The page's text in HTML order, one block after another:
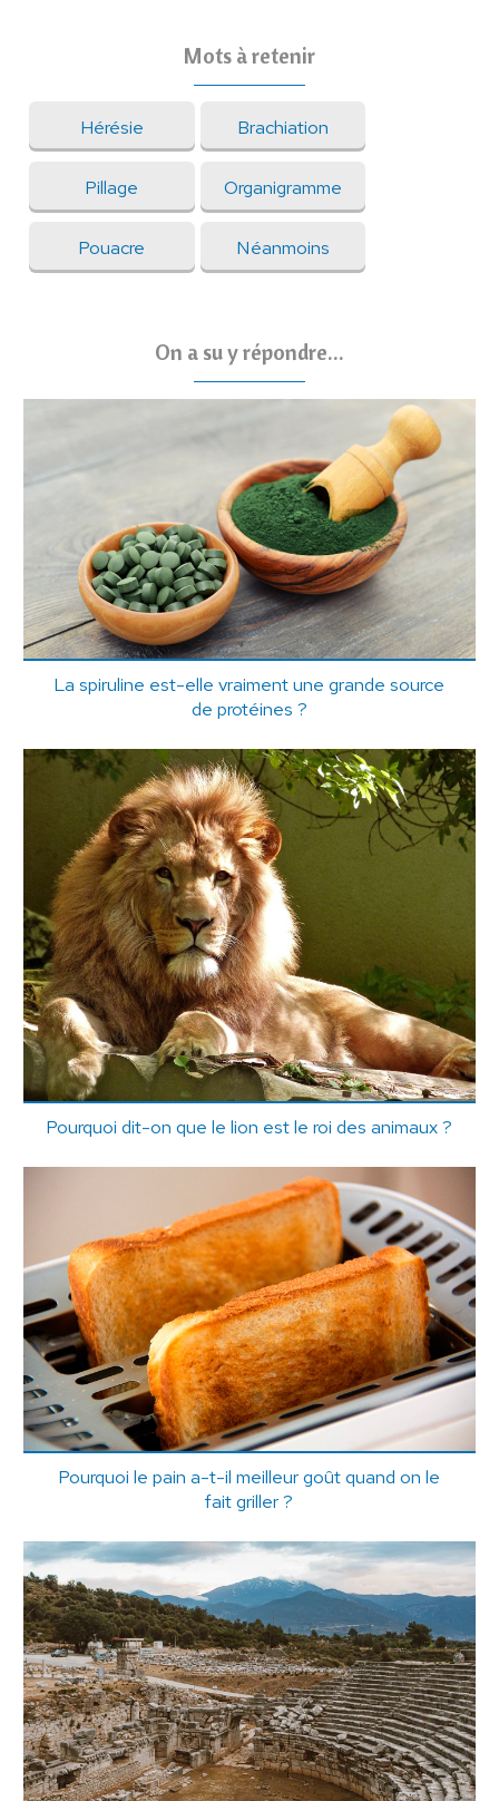
Mots à retenir
Hérésie Brachiation
Pillage Organigramme
Pouacre Néanmoins
On a su y répondre...
La spiruline est-elle vraiment une grande source
de protéines ?
Pourquoi dit-on que le lion est le roi des animaux ?
Pourquoi le pain a-t-il meilleur goût quand on le
fait griller ?